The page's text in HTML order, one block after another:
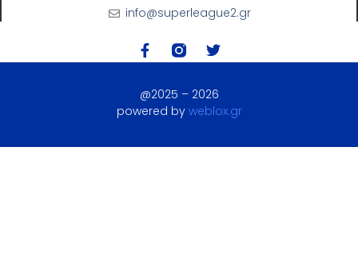
info@superleague2.gr
@2025 – 2026
powered by weblox.gr